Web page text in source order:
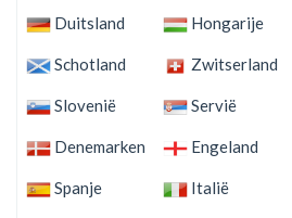
Duitsland Hongarije
Schotland Zwitserland
Slovenië Servië
Denemarken Engeland
Spanje Italië